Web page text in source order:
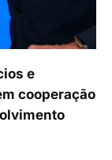
e
cooperação